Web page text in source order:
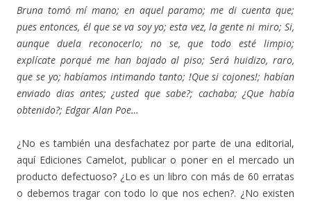
Bruna tomó mí mano; en aquel paramo; me di cuenta que;
pues entonces, él que se va soy yo; esta vez, la gente ni miro; Si,
aunque duela reconocerlo; no se, que todo esté limpio;
explícate porqué me han bajado al piso; Será huidizo, raro,
que se yo; habíamos intimando tanto; !Que si cojones!; habían
enviado dias antes; ¿usted que sabe?; cachaba; ¿Que había
obtenido?; Edgar Alan Poe…
¿No es también una desfachatez por parte de una editorial,
aquí Ediciones Camelot, publicar o poner en el mercado un
producto defectuoso? ¿Lo es un libro con más de 60 erratas
o debemos tragar con todo lo que nos echen?. ¿No existen